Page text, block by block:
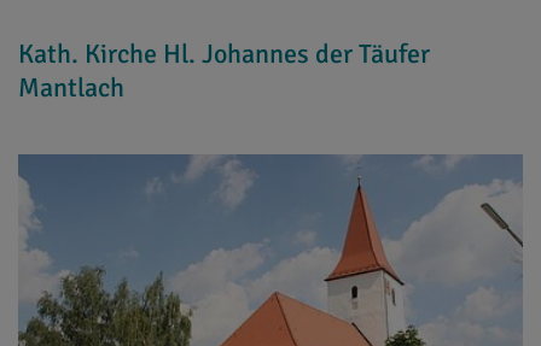
Kath. Kirche Hl. Johannes der Täufer
Mantlach